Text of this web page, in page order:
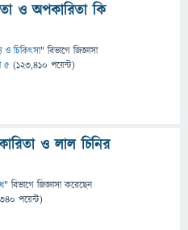
ও অপকারিতা কি
ও চিকিৎসা" বিভাগে জিজ্ঞাসা
৫ (123,410 পয়েন্ট)
ও লাল চিনির
" বিভাগে জিজ্ঞাসাকরেছেন
পয়েন্ট)